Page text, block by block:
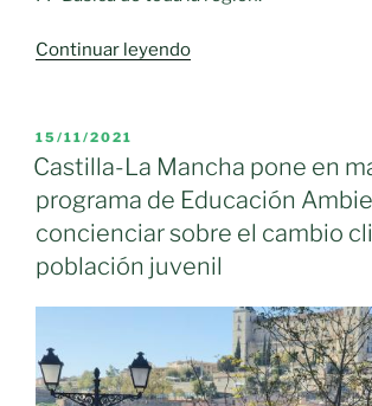
Continuar leyendo«Castilla-
en
marcha
un
‘escape-
room
virtual’
dirigido
a
estudiantes
PUBLICADO
EL
15/11/2021
Castilla-La Mancha pone en
programa de Educación
concienciar sobre el cambio
población juvenil